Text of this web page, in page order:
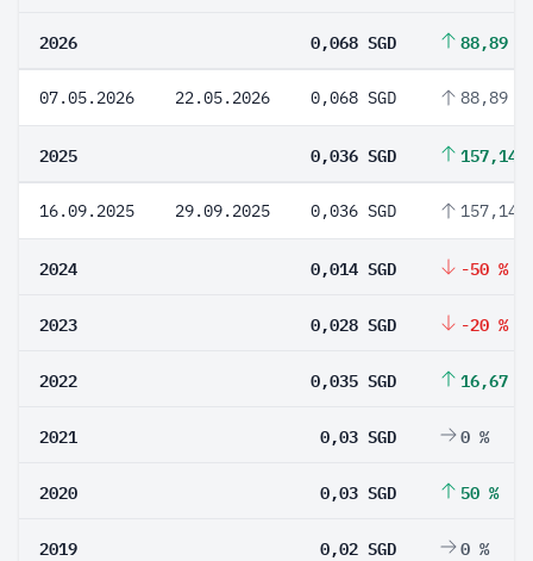
2026 0,068 SGD 88,89 %
07.05.2026 22.05.2026 0,068 SGD 88,89 %
2025 0,036 SGD 157,14
16.09.2025 29.09.2025 0,036 SGD 157,14
2024 0,014 SGD -50 %
2023 0,028 SGD -20 %
2022 0,035 SGD 16,67 %
2021 0,03 SGD 0 %
2020 0,03 SGD 50 %
2019 0,02 SGD 0 %